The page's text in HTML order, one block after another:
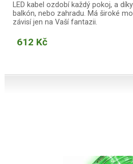
LED kabel ozdobí každý pokoj, a
balkón, nebo zahradu. Má široké
závisí jen na Vaší fantazii.
612 Kč